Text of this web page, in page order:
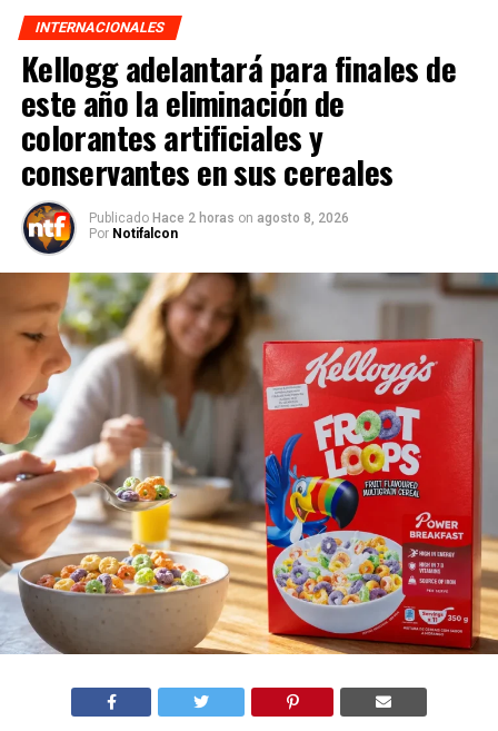
INTERNACIONALES
Kellogg adelantará para finales de
este año la eliminación de
colorantes artificiales y
conservantes en sus cereales
Publicado Hace 2 horas on agosto 8, 2026
Por Notifalcon